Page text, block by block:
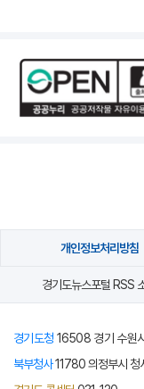
개인정보처리방침
경기도뉴스포털 RSS
경기도청 16508 경기 수원
북부청사11780 의정부시 청